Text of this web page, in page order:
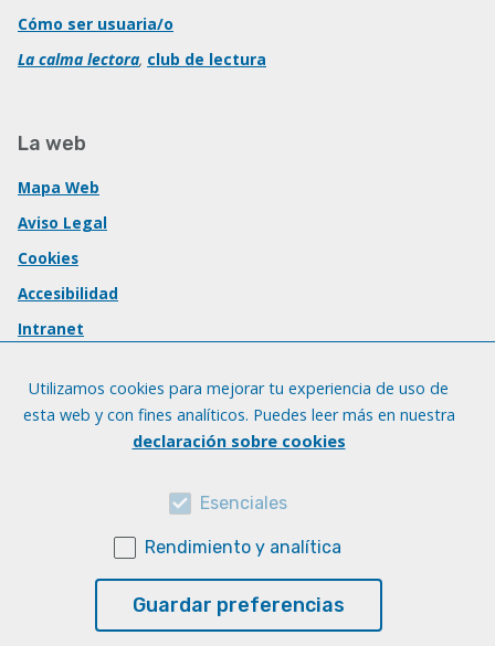
Cómo ser usuaria/o
La calma lectora, club de lectura
La web
Mapa Web
Aviso Legal
Cookies
Accesibilidad
Intranet
Utilizamos cookies para mejorar tu experiencia de uso de
esta web y con fines analíticos. Puedes leer más en nuestra
declaración sobre cookies
Esenciales
Rendimiento y analítica
Guardar preferencias